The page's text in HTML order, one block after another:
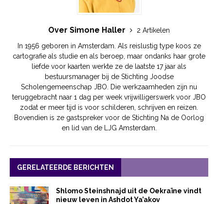
Over Simone Haller
2 Artikelen
In 1956 geboren in Amsterdam. Als reislustig type koos ze
cartografie als studie en als beroep, maar ondanks haar grote
liefde voor kaarten werkte ze de laatste 17 jaar als
bestuursmanager bij de Stichting Joodse
Scholengemeenschap JBO. Die werkzaamheden zijn nu
teruggebracht naar 1 dag per week vrijwilligerswerk voor JBO
zodat er meer tijd is voor schilderen, schrijven en reizen.
Bovendien is ze gastspreker voor de Stichting Na de Oorlog
en lid van de LJG Amsterdam.
GERELATEERDE BERICHTEN
Shlomo Steinshnajd uit de Oekraïne vindt
nieuw leven in Ashdot Ya’akov